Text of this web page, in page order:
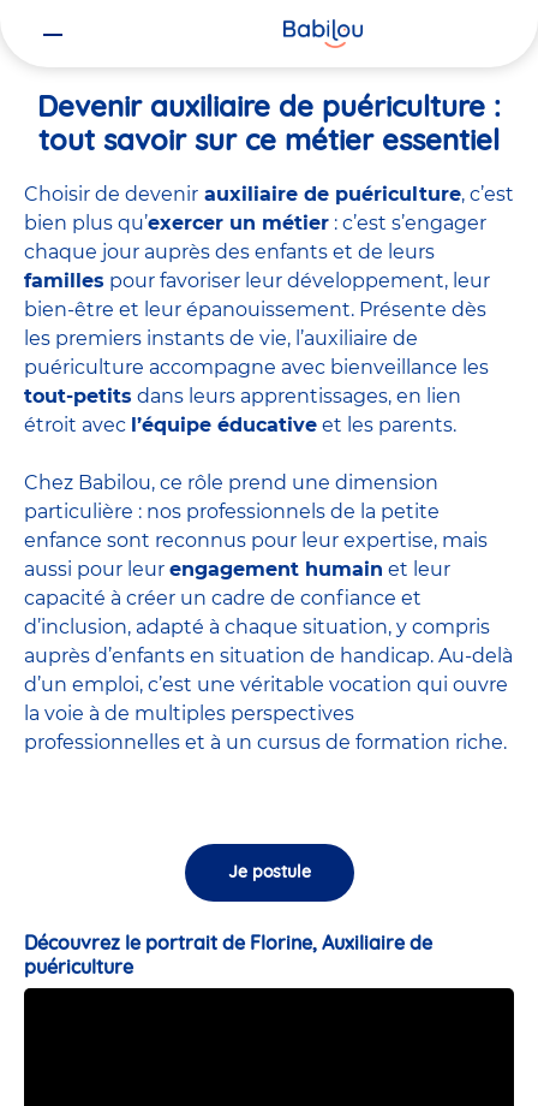
Devenir auxiliaire de puériculture :
tout savoir sur ce métier essentiel
Choisir de devenir auxiliaire de puériculture, c’est
bien plus qu’exercer un métier : c’est s’engager
chaque jour auprès des enfants et de leurs
familles pour favoriser leur développement, leur
bien-être et leur épanouissement. Présente dès
les premiers instants de vie, l’auxiliaire de
puériculture accompagne avec bienveillance les
tout-petits dans leurs apprentissages, en lien
étroit avec l’équipe éducative et les parents.
Chez Babilou, ce rôle prend une dimension
particulière : nos professionnels de la petite
enfance sont reconnus pour leur expertise, mais
aussi pour leur engagement humain et leur
capacité à créer un cadre de confiance et
d’inclusion, adapté à chaque situation, y compris
auprès d’enfants en situation de handicap. Au-delà
d’un emploi, c’est une véritable vocation qui ouvre
la voie à de multiples perspectives
professionnelles et à un cursus de formation riche.
Je postule
Découvrez le portrait de Florine, Auxiliaire de
puériculture